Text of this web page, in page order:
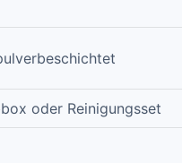
oder Reinigungsset